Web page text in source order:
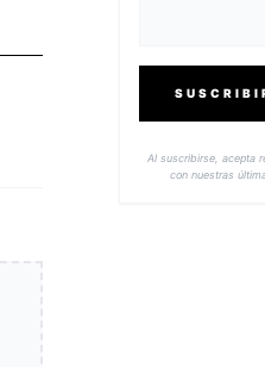
Al suscribirse, acepta
con nuestras